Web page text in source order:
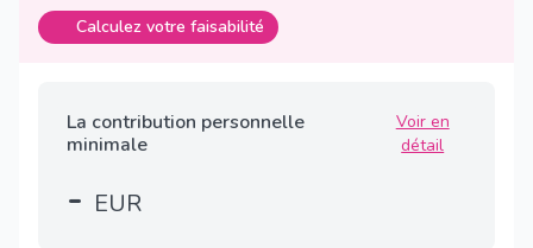
Calculez votre faisabilité
La contribution personnelle
minimale
Voir en
détail
- EUR